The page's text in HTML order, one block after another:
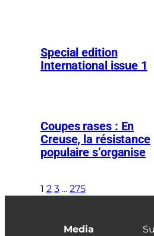
Special edition
International issue 1
Coupes rases : En
Creuse, la résistance
populaire s’organise
1 2 3 … 275
Media